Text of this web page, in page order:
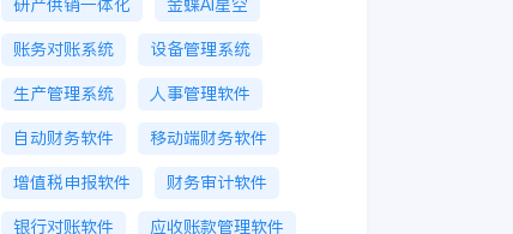
账务对账系统
设备管理系统
生产管理系统
人事管理软件
自动财务软件
移动端财务软件
增值税申报软件
财务审计软件
银行对账软件
应收账款管理软件